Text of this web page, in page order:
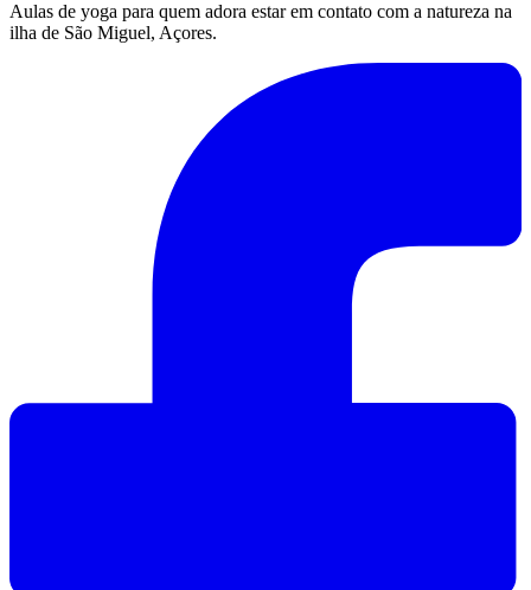
Aulas de yoga para quem adora estar em contato com a natureza na
ilha de São Miguel, Açores.